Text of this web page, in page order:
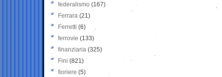
federalismo (167)
Ferrara (21)
Ferretti (6)
ferrovie (133)
finanziaria (325)
Fini (821)
fioriere (5)